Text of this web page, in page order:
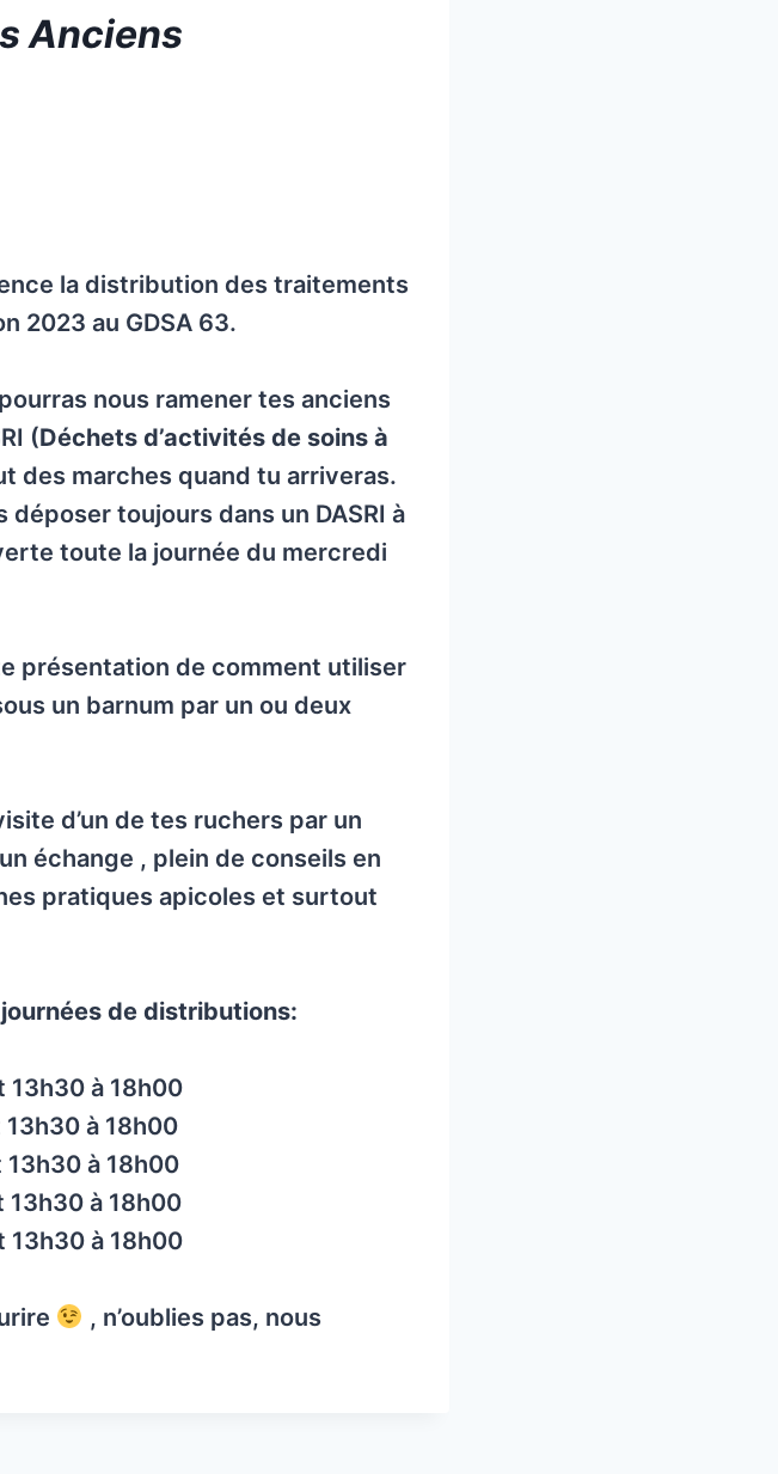
Anciens
la distribution des traitements
2023 au GDSA 63.
nous ramener tes anciens
(Déchets d’activités de soins à
des marches quand tu arriveras.
toujours dans un DASRI à
toute la journée du mercredi
présentation de comment utiliser
un barnum par un ou deux
d’un de tes ruchers par un
échange , plein de conseils en
pratiques apicoles et surtout
de distributions:
à 18h00
à 18h00
à 18h00
à 18h00
à 18h00
, n’oublies pas, nous